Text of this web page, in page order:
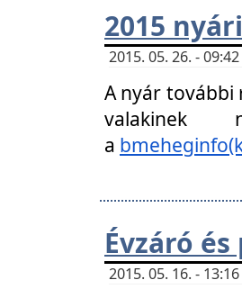
2015
2015. 05. 26. -
A nyár további
a
Évzáró
2015. 05. 16. -